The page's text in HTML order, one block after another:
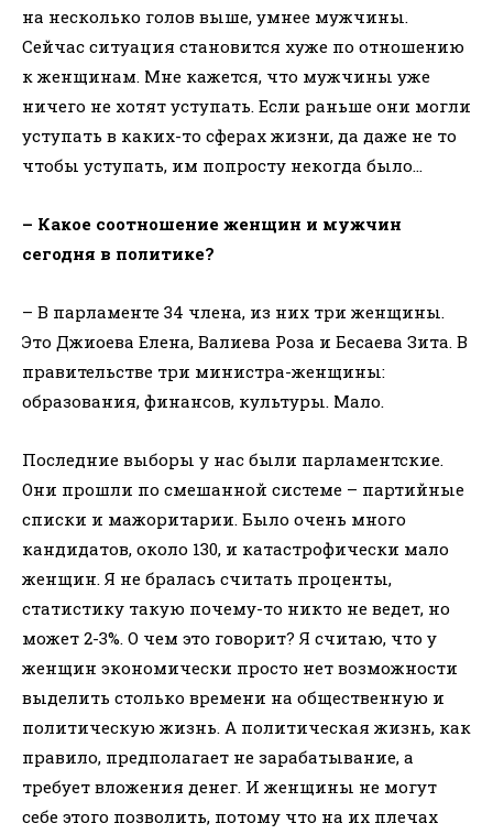
на несколько голов выше, умнее мужчины.
Сейчас ситуация становится хуже по отношению
к женщинам. Мне кажется, что мужчины уже
ничего не хотят уступать. Если раньше они могли
уступать в каких-то сферах жизни, да даже не то
чтобы уступать, им попросту некогда было…
– Какое соотношение женщин и мужчин
сегодня в политике?
– В парламенте 34 члена, из них три женщины.
Это Джиоева Елена, Валиева Роза и Бесаева Зита. В
правительстве три министра-женщины:
образования, финансов, культуры. Мало.
Последние выборы у нас были парламентские.
Они прошли по смешанной системе – партийные
списки и мажоритарии. Было очень много
кандидатов, около 130, и катастрофически мало
женщин. Я не бралась считать проценты,
статистику такую почему-то никто не ведет, но
может 2-3%. О чем это говорит? Я считаю, что у
женщин экономически просто нет возможности
выделить столько времени на общественную и
политическую жизнь. А политическая жизнь, как
правило, предполагает не зарабатывание, а
требует вложения денег. И женщины не могут
себе этого позволить, потому что на их плечах